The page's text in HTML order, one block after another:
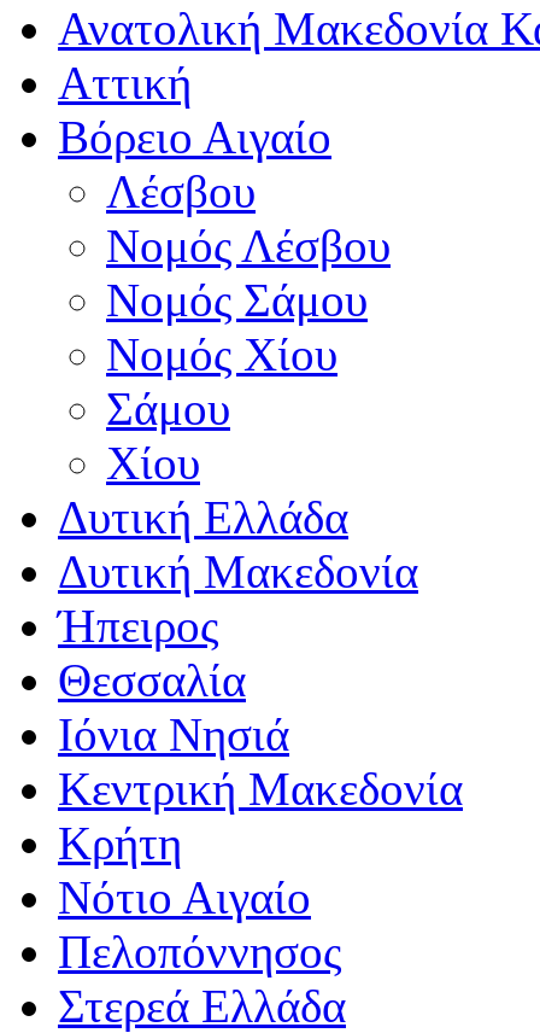
Ανατολική Μακεδονία
Αττική
Βόρειο Αιγαίο
Λέσβου
Νομός Λέσβου
Νομός Σάμου
Νομός Χίου
Σάμου
Χίου
Δυτική Ελλάδα
Δυτική Μακεδονία
Ήπειρος
Θεσσαλία
Ιόνια Νησιά
Κεντρική Μακεδονία
Κρήτη
Νότιο Αιγαίο
Πελοπόννησος
Στερεά Ελλάδα